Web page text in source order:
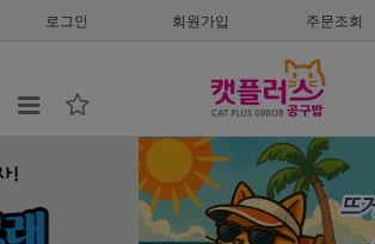
로그인 회원가입 주문조회